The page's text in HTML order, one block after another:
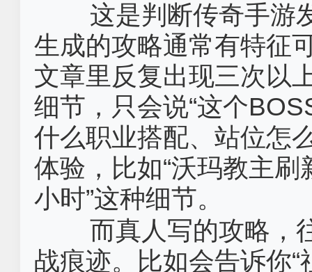
这是判断‌传奇手游
生成的攻略通常有特征
文章里反复出现三次以
细节，只会说“这个
什么职业搭配、站位怎
体验，比如“沃玛教主
小时”这种细节。
而真人写的攻略，
战痕迹。比如会告诉你